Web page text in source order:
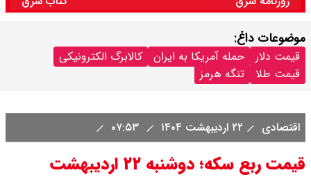
موضوعات داغ:
قیمت دلار حمله آمریکا به ایران
کالابرگ الکترونیکی
قیمت طلا
تنگه هرمز
اقتصادی ۲۲ اردیبهشت ۱۴۰۴
قیمت ربع سکه؛ دوشنبه ۲۲ اردیبهشت